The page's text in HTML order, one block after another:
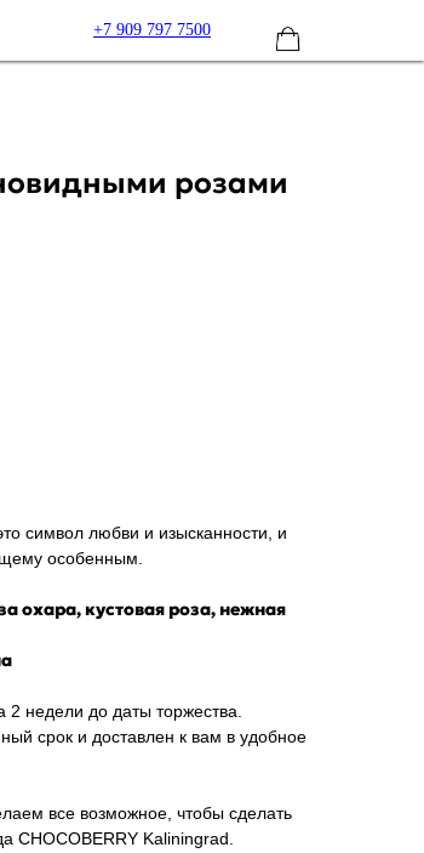
+7 909 797 7500
розами
символ любви и изысканности, и
особенным.
охара, кустовая роза, нежная
2 недели до даты торжества.
срок и доставлен к вам в удобное
все возможное, чтобы сделать
CHOCOBERRY Kaliningrad.